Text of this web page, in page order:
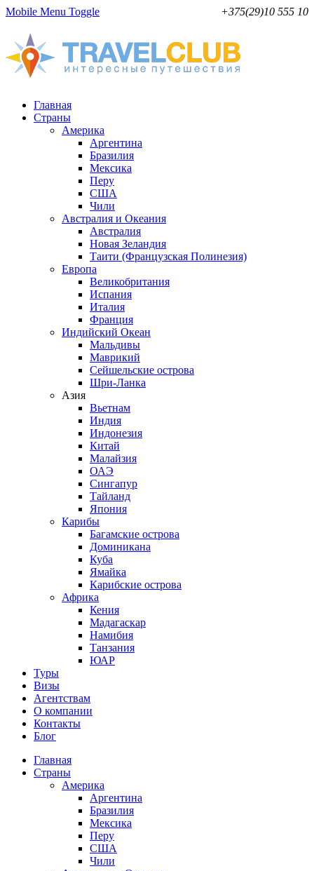
+375(29)10 555 10
Mobile Menu Toggle
Главная
Страны
Америка
Аргентина
Бразилия
Мексика
Перу
США
Чили
Австралия и Океания
Австралия
Новая Зеландия
Таити (Французская Полинезия)
Европа
Великобритания
Испания
Италия
Франция
Индийский Океан
Мальдивы
Маврикий
Сейшельские острова
Шри-Ланка
Азия
Вьетнам
Индия
Индонезия
Китай
Малайзия
ОАЭ
Сингапур
Тайланд
Япония
Карибы
Багамские острова
Доминикана
Куба
Ямайка
Карибские острова
Африка
Кения
Мадагаскар
Намибия
Танзания
ЮАР
Туры
Визы
Агентствам
О компании
Контакты
Блог
Главная
Страны
Америка
Аргентина
Бразилия
Мексика
Перу
США
Чили